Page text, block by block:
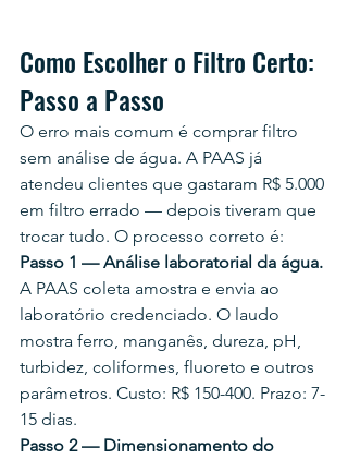
Como Escolher o Filtro Certo:
Passo a Passo
O erro mais comum é comprar filtro
sem análise de água. A PAAS já
atendeu clientes que gastaram R$ 5.000
em filtro errado — depois tiveram que
trocar tudo. O processo correto é:
Passo 1 — Análise laboratorial da água.
A PAAS coleta amostra e envia ao
laboratório credenciado. O laudo
mostra ferro, manganês, dureza, pH,
turbidez, coliformes, fluoreto e outros
parâmetros. Custo: R$ 150-400. Prazo: 7-
15 dias.
Passo 2 — Dimensionamento do